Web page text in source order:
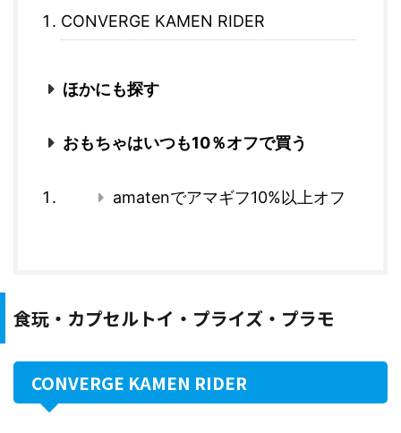
CONVERGE KAMEN RIDER
ほかにも探す
おもちゃはいつも10％オフで買う
amatenでアマギフ10%以上オフ
食玩・カプセルトイ・プライズ・プラモ
CONVERGE KAMEN RIDER